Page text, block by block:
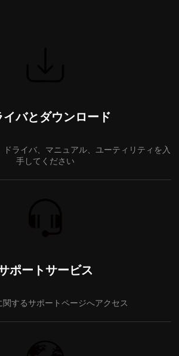
イバとダウンロード
ライバ、マニュアル、ユーティリティを入
手してください
ポートサービス
関するサポートページへアクセス